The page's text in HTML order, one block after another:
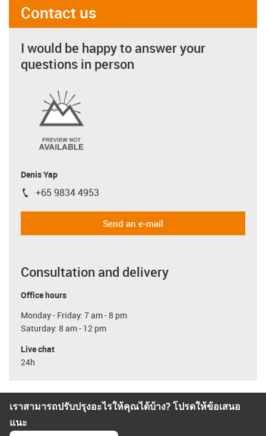
Contact us
I would be happy to answer your
questions in person
Denis Yap
igus-icon-phone
+65 9834 4953
Send an e-mail
Consultation and delivery
Office hours
Monday - Friday: 7 am - 8 pm
Saturday: 8 am - 12 pm
Live chat
24h
เราสามารถปรับปรุงอะไรให้คุณได้บ้าง? โปรดให้ข้อเสนอ
แนะ